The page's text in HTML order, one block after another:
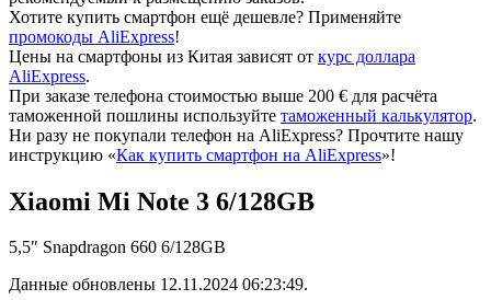
Хотите купить смартфон ещё дешевле? Применяйте
промокоды AliExpress!
Цены на смартфоны из Китая зависят от курс доллара
AliExpress.
При заказе телефона стоимостью выше 200 € для расчёта
таможенной пошлины используйте таможенный калькулятор.
Ни разу не покупали телефон на AliExpress? Прочтите нашу
инструкцию «Как купить смартфон на AliExpress»!
Xiaomi Mi Note 3 6/128GB
5,5″ Snapdragon 660 6/128GB
Данные обновлены 12.11.2024 06:23:49.